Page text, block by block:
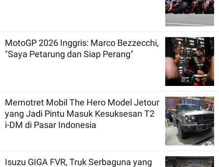
MotoGP 2026 Inggris: Marco Bezzecchi,
"Saya Petarung dan Siap Perang"
Memotret Mobil The Hero Model Jetour
yang Jadi Pintu Masuk Kesuksesan T2
i-DM di Pasar Indonesia
Isuzu GIGA FVR, Truk Serbaguna yang